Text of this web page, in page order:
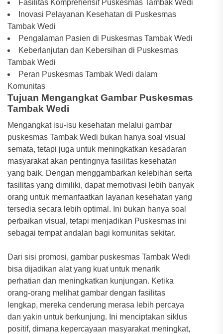
Fasilitas Komprehensif Puskesmas Tambak Wedi
Inovasi Pelayanan Kesehatan di Puskesmas
Tambak Wedi
Pengalaman Pasien di Puskesmas Tambak Wedi
Keberlanjutan dan Kebersihan di Puskesmas
Tambak Wedi
Peran Puskesmas Tambak Wedi dalam
Komunitas
Tujuan Mengangkat Gambar Puskesmas
Tambak Wedi
Mengangkat isu-isu kesehatan melalui gambar
puskesmas Tambak Wedi bukan hanya soal visual
semata, tetapi juga untuk meningkatkan kesadaran
masyarakat akan pentingnya fasilitas kesehatan
yang baik. Dengan menggambarkan kelebihan serta
fasilitas yang dimiliki, dapat memotivasi lebih banyak
orang untuk memanfaatkan layanan kesehatan yang
tersedia secara lebih optimal. Ini bukan hanya soal
perbaikan visual, tetapi menjadikan Puskesmas ini
sebagai tempat andalan bagi komunitas sekitar.
Dari sisi promosi, gambar puskesmas Tambak Wedi
bisa dijadikan alat yang kuat untuk menarik
perhatian dan meningkatkan kunjungan. Ketika
orang-orang melihat gambar dengan fasilitas
lengkap, mereka cenderung merasa lebih percaya
dan yakin untuk berkunjung. Ini menciptakan siklus
positif, dimana kepercayaan masyarakat meningkat,